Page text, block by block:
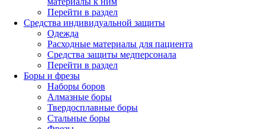
Перейти в раздел
Средства индивидуальной защиты
Одежда
Расходные материалы для пациента
Средства защиты медперсонала
Перейти в раздел
Боры и фрезы
Наборы боров
Алмазные боры
Твердосплавные боры
Стальные боры